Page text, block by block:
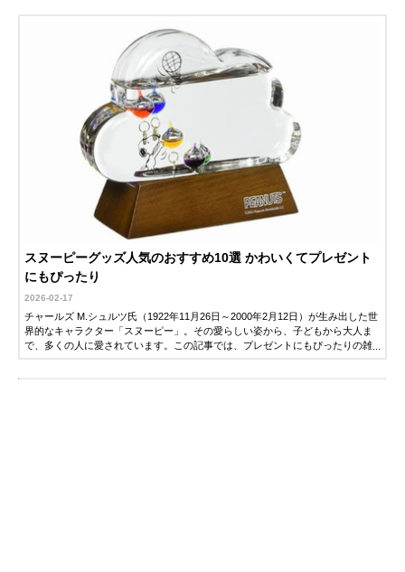
スヌーピーグッズ人気のおすすめ10選 かわいくてプレゼント
にもぴったり
2026-02-17
チャールズ M.シュルツ氏（1922年11月26日～2000年2月12日）が生み出した世
界的なキャラクター「スヌーピー」。その愛らしい姿から、子どもから大人ま
で、多くの人に愛されています。この記事では、プレゼントにもぴったりの雑